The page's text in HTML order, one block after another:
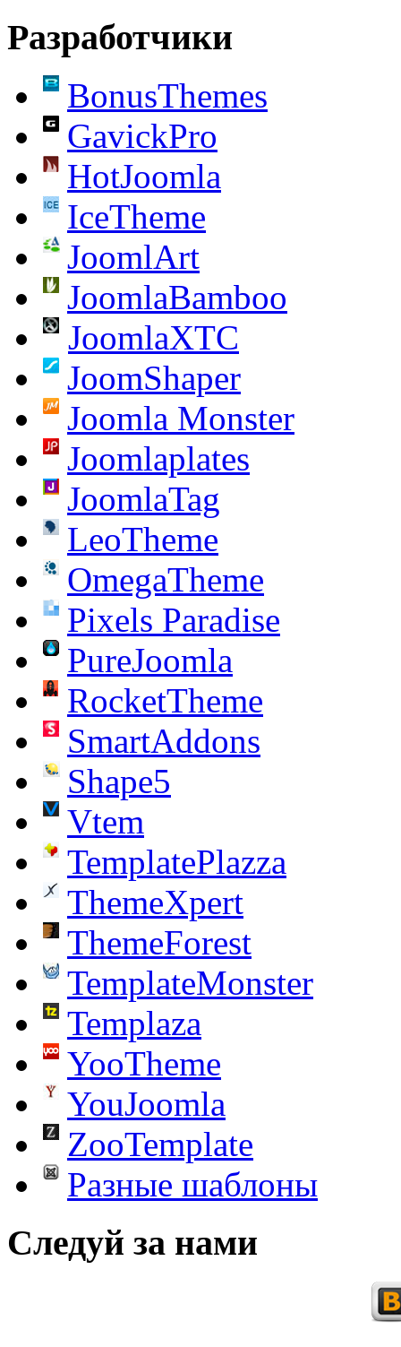
Разработчики
BonusThemes
GavickPro
HotJoomla
IceTheme
JoomlArt
JoomlaBamboo
JoomlaXTC
JoomShaper
Joomla Monster
Joomlaplates
JoomlaTag
LeoTheme
OmegaTheme
Pixels Paradise
PureJoomla
RocketTheme
SmartAddons
Shape5
Vtem
TemplatePlazza
ThemeXpert
ThemeForest
TemplateMonster
Templaza
YooTheme
YouJoomla
ZooTemplate
Разные шаблоны
Следуй за нами